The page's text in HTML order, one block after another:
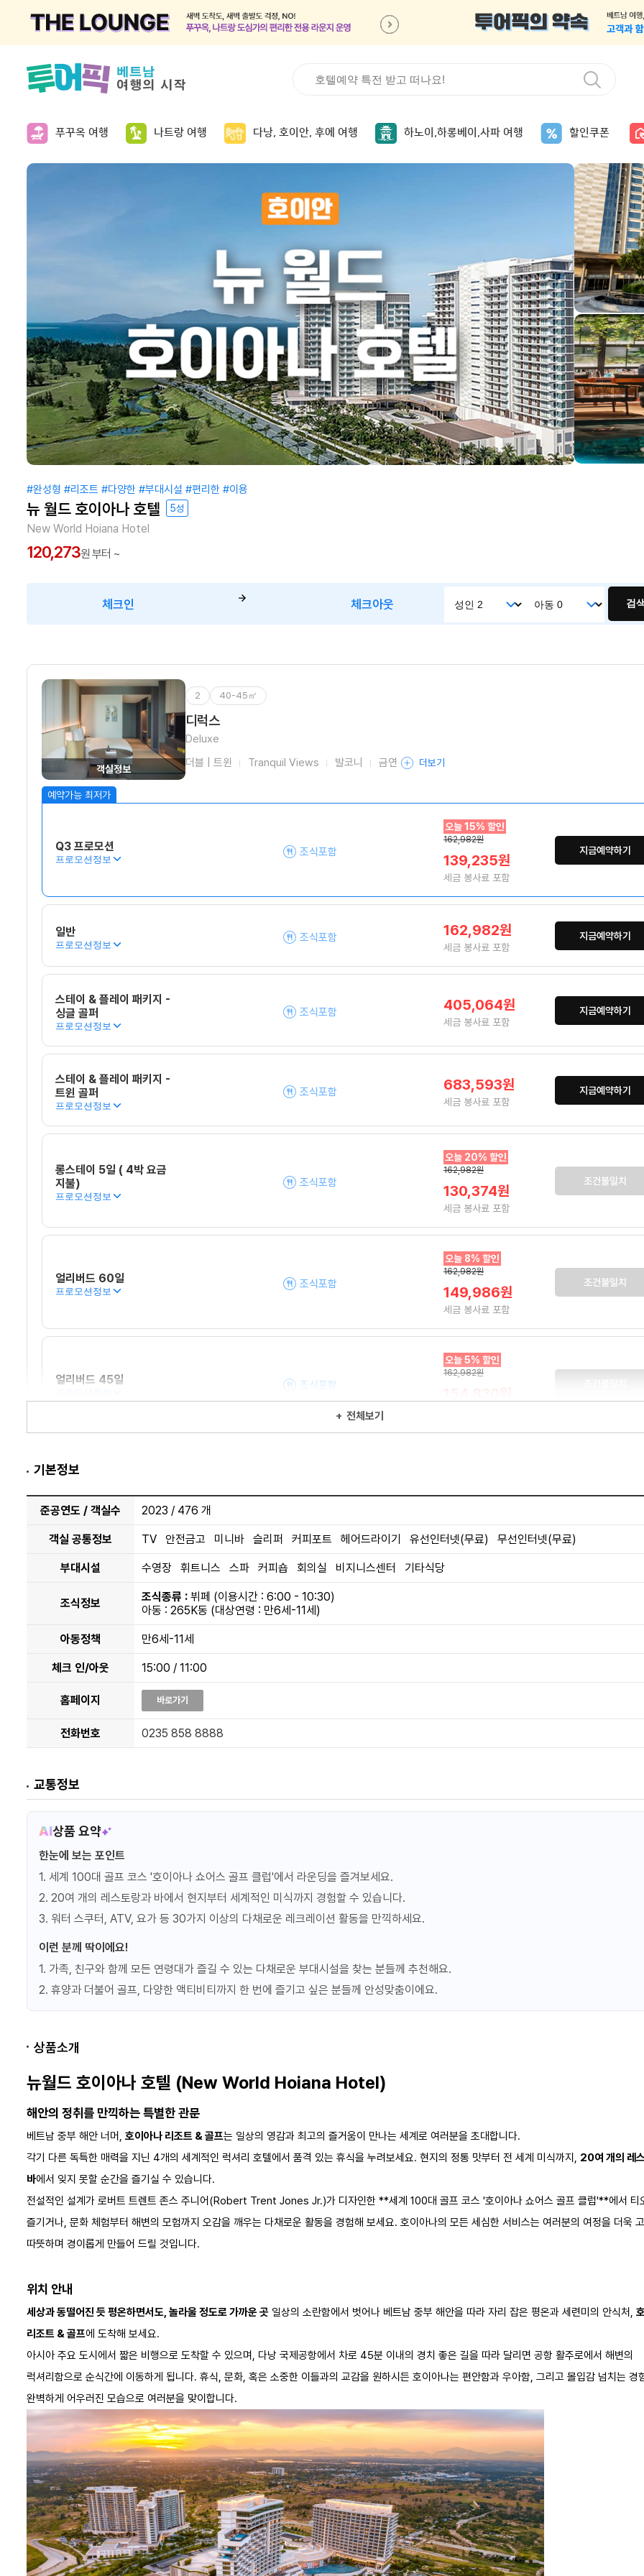
푸꾸옥 여행 나트랑 여행 다낭, 호이안, 후에 여행 하노이,하롱베이,사파 여행 할인쿠폰
#완성형 #리조트 #다양한 #부대시설 #편리한 #이용
뉴 월드 호이아나 호텔 5성
New World Hoiana Hotel
120,273원 부터 ~
체크인 체크아웃 검
객실정보
2 40-45㎡
디럭스
Deluxe
더블 | 트윈
Tranquil Views 발코니 금연 더보기
Q3 프로모션
프로모션정보
조식포함
오늘 15% 할인
162,982원
139,235원
세금 봉사료 포함
지금예약하기
일반
프로모션정보
조식포함 162,982원
세금 봉사료 포함
지금예약하기
스테이 & 플레이 패키지 -
싱글 골퍼
프로모션정보
조식포함 405,064원
세금 봉사료 포함
지금예약하기
스테이 & 플레이 패키지 -
트윈 골퍼
프로모션정보
조식포함 683,593원
세금 봉사료 포함
지금예약하기
롱스테이 5일 ( 4박 요금
지불)
프로모션정보
조식포함
오늘 20% 할인
162,982원
130,374원
세금 봉사료 포함
조건불일치
얼리버드 60일
프로모션정보
조식포함
오늘 8% 할인
162,982원
149,986원
세금 봉사료 포함
조건불일치
얼리버드 45일 조식포함
오늘 5% 할인
162,982원
154,830원
객실정보
2 40㎡
슈페리어 오션 뷰
Superior Ocean View
더블 | 트윈
오션 선라이즈 뷰 발코니 금연 더보기
프로모션정보
189,388원
프로모션정보
조식포함 지금예약하기
스테이 & 플레이 패키지 -
싱글 골퍼
프로모션정보
스테이 & 플레이 패키지 -
트윈 골퍼
조식포함
롱스테이 5일 ( 4박 요금
지불)
조식포함
151,522원
프로모션정보
얼리버드 45일
프로모션정보
오늘 5% 할인
189,388원
세금 봉사료 포함
조건불일치
객실정보
디럭스 오션 뷰 킹
Deluxe Ocean View King
Q3 프로모션
프로모션정보
조식포함
196,359원
세금 봉사료 포함
일반
프로모션정보
조식포함 226,486원
세금 봉사료 포함
스테이 & 플레이 패키지 -
468,862원
+ 전체보기
기본정보
준공연도 / 객실수 2023 / 476 개
객실 공통정보 TV 안전금고 미니바 슬리퍼 커피포트 헤어드라이기 유선인터넷(무료) 무선인터넷(무료)
부대시설 수영장 휘트니스 스파 커피숍 회의실 비지니스센터 기타식당
조식정보 조식종류 : 뷔페 (이용시간 : 6:00 - 10:30)
아동 : 265K동 (대상연령 : 만6세-11세)
아동정책 만6세-11세
체크 인/아웃 15:00 / 11:00
홈페이지 바로가기
전화번호 0235 858 8888
교통정보
AI상품 요약
한눈에 보는 포인트
1. 세계 100대 골프 코스 '호이아나 쇼어스 골프 클럽'에서 라운딩을 즐겨보세요.
2. 20여 개의 레스토랑과 바에서 현지부터 세계적인 미식까지 경험할 수 있습니다.
3. 워터 스쿠터, ATV, 요가 등 30가지 이상의 다채로운 레크레이션 활동을 만끽하세요.
이런 분께 딱이에요!
1. 가족, 친구와 함께 모든 연령대가 즐길 수 있는 다채로운 부대시설을 찾는 분들께 추천해요.
2. 휴양과 더불어 골프, 다양한 액티비티까지 한 번에 즐기고 싶은 분들께 안성맞춤이에요.
상품소개
뉴월드 호이아나 호텔 (New World Hoiana Hotel)
해안의 정취를 만끽하는 특별한 관문
베트남 중부 해안 너머, 호이아나 리조트 & 골프는 일상의 영감과 최고의 즐거움이 만나는 세계로 여러분을 초대합니다.
각기 다른 독특한 매력을 지닌 4개의 세계적인 럭셔리 호텔에서 품격 있는 휴식을 누려보세요. 현지의 정통 맛부터 전 세계 미식까지, 20여 개의 레
바에서 잊지 못할 순간을 즐기실 수 있습니다.
전설적인 설계가 로버트 트렌트 존스 주니어(Robert Trent Jones Jr.)가 디자인한 **세계 100대 골프 코스 '호이아나 쇼어스 골프 클럽'**에서 티
즐기거나, 문화 체험부터 해변의 모험까지 오감을 깨우는 다채로운 활동을 경험해 보세요. 호이아나의 모든 세심한 서비스는 여러분의 여정을 더욱
따뜻하며 경이롭게 만들어 드릴 것입니다.​
위치 안내
세상과 동떨어진 듯 평온하면서도, 놀라울 정도로 가까운 곳 일상의 소란함에서 벗어나 베트남 중부 해안을 따라 자리 잡은 평온과 세련미의 안식처,
리조트 & 골프에 도착해 보세요.
아시아 주요 도시에서 짧은 비행으로 도착할 수 있으며, 다낭 국제공항에서 차로 45분 이내의 경치 좋은 길을 따라 달리면 공항 활주로에서 해변의
럭셔리함으로 순식간에 이동하게 됩니다. 휴식, 문화, 혹은 소중한 이들과의 교감을 원하시든 호이아나는 편안함과 우아함, 그리고 몰입감 넘치는 경
완벽하게 어우러진 모습으로 여러분을 맞이합니다.